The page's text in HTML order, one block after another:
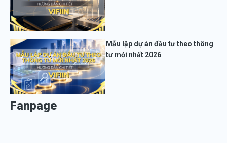
Mẫu lập dự án đầu tư theo thông
tư mới nhất 2026
Fanpage